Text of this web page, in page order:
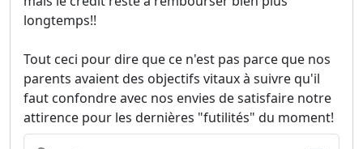
longtemps!!
Tout ceci pour dire que ce n'est pas parce que nos
parents avaient des objectifs vitaux à suivre qu'il
faut confondre avec nos envies de satisfaire notre
attirence pour les dernières "futilités" du moment!